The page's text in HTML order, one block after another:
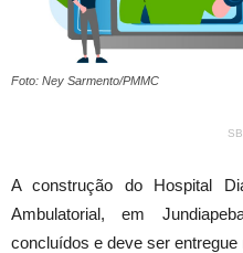
Foto: Ney Sarmento/PMMC
A construção do Hospital
Ambulatorial, em
concluídos e deve ser